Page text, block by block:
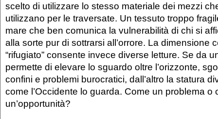
scelto di utilizzare lo stesso materiale dei mezzi
utilizzano per le traversate. Un tessuto troppo
mare che ben comunica la vulnerabilità di chi si
alla sorte pur di sottrarsi all’orrore. La dimensione
“rifugiato” consente invece diverse letture. Se da
permette di elevare lo sguardo oltre l’orizzonte,
confini e problemi burocratici, dall’altro la statura
come l’Occidente lo guarda. Come un problema o
un’opportunità?